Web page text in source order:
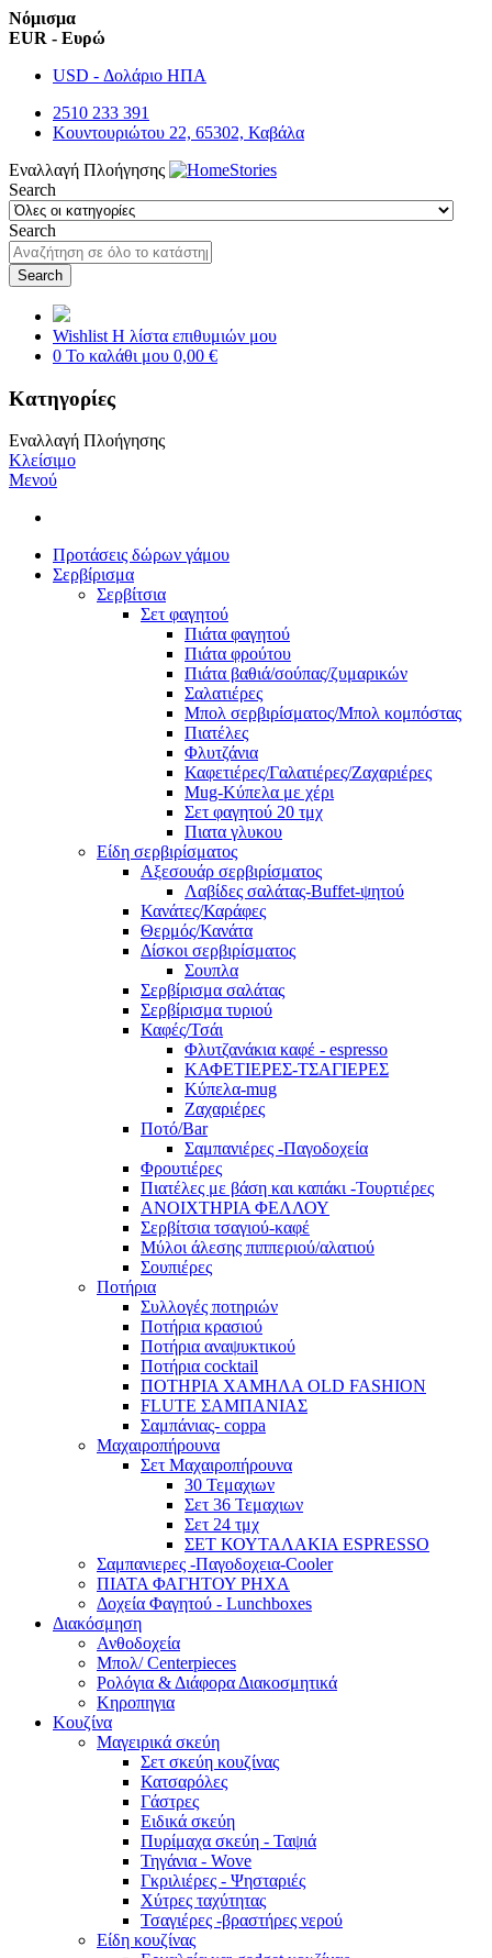
Νόμισμα
EUR - Ευρώ
USD - Δολάριο ΗΠΑ
2510 233 391
Κουντουριώτου 22, 65302, Καβάλα
Εναλλαγή Πλοήγησης
Search
Search
Search
Wishlist Η λίστα επιθυμιών μου
0 Το καλάθι μου 0,00 €
Κατηγορίες
Εναλλαγή Πλοήγησης
Κλείσιμο
Μενού
Προτάσεις δώρων γάμου
Σερβίρισμα
Σερβίτσια
Σετ φαγητού
Πιάτα φαγητού
Πιάτα φρούτου
Πιάτα βαθιά/σούπας/ζυμαρικών
Σαλατιέρες
Μπολ σερβιρίσματος/Μπολ κομπόστας
Πιατέλες
Φλυτζάνια
Καφετιέρες/Γαλατιέρες/Ζαχαριέρες
Mug-Κύπελα με χέρι
Σετ φαγητού 20 τμχ
Πιατα γλυκου
Είδη σερβιρίσματος
Αξεσουάρ σερβιρίσματος
Λαβίδες σαλάτας-Buffet-ψητού
Κανάτες/Καράφες
Θερμός/Κανάτα
Δίσκοι σερβιρίσματος
Σουπλα
Σερβίρισμα σαλάτας
Σερβίρισμα τυριού
Καφές/Τσάι
Φλυτζανάκια καφέ - espresso
ΚΑΦΕΤΙΕΡΕΣ-ΤΣΑΓΙΕΡΕΣ
Κύπελα-mug
Ζαχαριέρες
Ποτό/Bar
Σαμπανιέρες -Παγοδοχεία
Φρουτιέρες
Πιατέλες με βάση και καπάκι -Τουρτιέρες
ΑΝΟΙΧΤΗΡΙΑ ΦΕΛΛΟΥ
Σερβίτσια τσαγιού-καφέ
Μύλοι άλεσης πιππεριού/αλατιού
Σουπιέρες
Ποτήρια
Συλλογές ποτηριών
Ποτήρια κρασιού
Ποτήρια αναψυκτικού
Ποτήρια cocktail
ΠΟΤΗΡΙΑ ΧΑΜΗΛΑ OLD FASHION
FLUTE ΣΑΜΠΑΝΙΑΣ
Σαμπάνιας- coppa
Μαχαιροπήρουνα
Σετ Μαχαιροπήρουνα
30 Τεμαχιων
Σετ 36 Τεμαχιων
Σετ 24 τμχ
ΣΕΤ ΚΟΥΤΑΛΑΚΙΑ ESPRESSO
Σαμπανιερες -Παγοδοχεια-Cooler
ΠΙΑΤΑ ΦΑΓΗΤΟΥ ΡΗΧΑ
Δοχεία Φαγητού - Lunchboxes
Διακόσμηση
Ανθοδοχεία
Μπολ/ Centerpieces
Ρολόγια & Διάφορα Διακοσμητικά
Κηροπηγια
Κουζίνα
Μαγειρικά σκεύη
Σετ σκεύη κουζίνας
Κατσαρόλες
Γάστρες
Ειδικά σκεύη
Πυρίμαχα σκεύη - Ταψιά
Τηγάνια - Wove
Γκριλιέρες - Ψησταριές
Χύτρες ταχύτητας
Τσαγιέρες -βραστήρες νερού
Είδη κουζίνας